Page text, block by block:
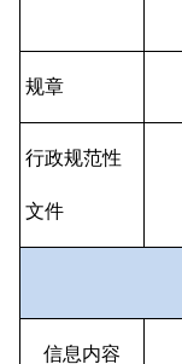
规章
行政规范性
文件
信息内容